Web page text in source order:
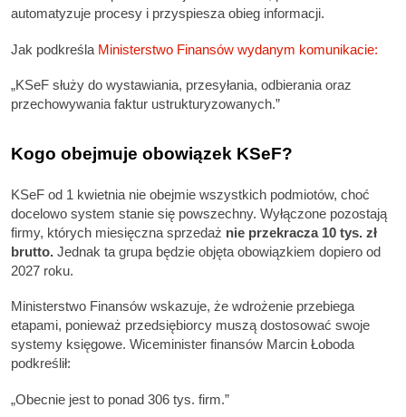
automatyzuje procesy i przyspiesza obieg informacji.
Jak podkreśla Ministerstwo Finansów wydanym komunikacie:
„KSeF służy do wystawiania, przesyłania, odbierania oraz
przechowywania faktur ustrukturyzowanych.”
Kogo obejmuje obowiązek KSeF?
KSeF od 1 kwietnia nie obejmie wszystkich podmiotów, choć
docelowo system stanie się powszechny. Wyłączone pozostają
firmy, których miesięczna sprzedaż nie przekracza 10 tys. zł
brutto. Jednak ta grupa będzie objęta obowiązkiem dopiero od
2027 roku.
Ministerstwo Finansów wskazuje, że wdrożenie przebiega
etapami, ponieważ przedsiębiorcy muszą dostosować swoje
systemy księgowe. Wiceminister finansów Marcin Łoboda
podkreślił:
„Obecnie jest to ponad 306 tys. firm.”